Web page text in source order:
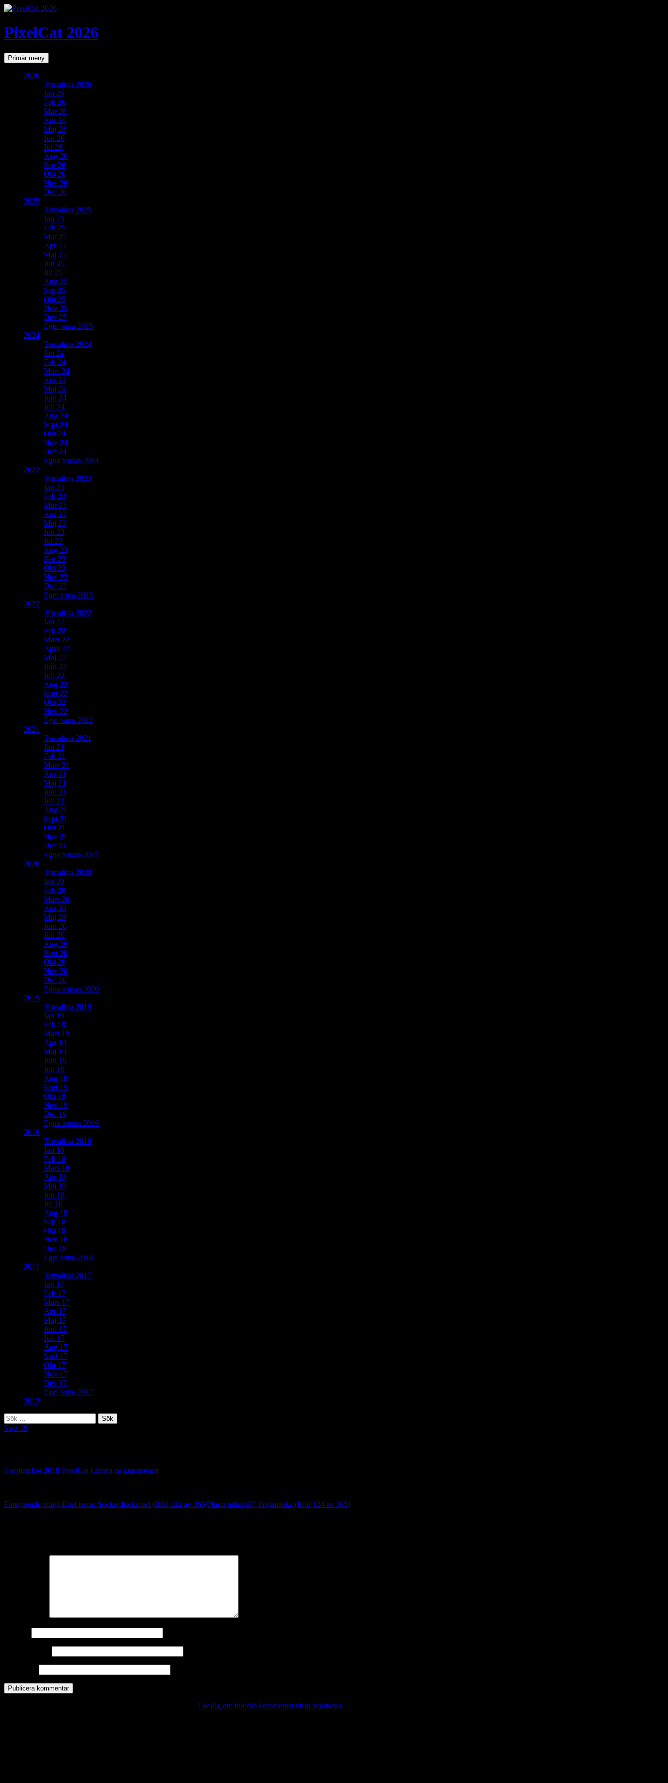
PixelCat 2026
SökPrimär meny Gå
till
2026
Temalista 2026
Jan 26
Feb 26
Mar 26
Apr 26
Maj 26
Jun 26
Jul 26
Aug 26
Sep 26
Okt 26
Nov 26
Dec 26
2025
Temalista 2025
Jan 25
Feb 25
Mar 25
Apr 25
Maj 25
Jun 25
Jul 25
Aug 25
Sep 25
Okt 25
Nov 25
Dec 25
Eget tema 2025
2024
Temalista 2024
Jan 24
Feb 24
Mars 24
Apr 24
Maj 24
Juni 24
Juli 24
Aug 24
Sept 24
Okt 24
Nov 24
Dec 24
Egna teman 2024
2023
Temalista 2023
Jan 23
Feb 23
Mar 23
Apr 23
Maj 23
Jun 23
Jul 23
Aug 23
Sep 23
Okt 23
Nov 23
Dec 23
Eget tema 2023
2022
Temalista 2022
Jan 22
Feb 22
Mars 22
April 22
Maj 22
Juni 22
Juli 22
Aug 22
Sept 22
Okt 22
Nov 22
Eget tema 2022
2021
Temalista 2021
Jan 21
Feb 21
Mars 21
Apr 21
Maj 21
Juni 21
Juli 21
Aug 21
Sept 21
Okt 21
Nov 21
Dec 21
Egna teman 2021
2020
Temalista 2020
Jan 20
Feb 20
Mars 20
Apr 20
Maj 20
Juni 20
Juli 20
Aug 20
Sept 20
Okt 20
Nov 20
Dec 20
Egna teman 2020
2019
Temalista 2019
Jan 19
Feb 19
Mars 19
Apr 19
Maj 19
Juni 19
Juli 19
Aug 19
Sept 19
Okt 19
Nov 19
Dec 19
Egna teman 2019
2018
Temalista 2018
Jan 18
Feb 18
Mars 18
Apr 18
Maj 18
Jun 18
Jul 18
Aug 18
Sep 18
Okt 18
Nov 18
Dec 18
Eget tema 2018
2017
Temalista 2017
Jan 17
Feb 17
Mars 17
Apr 17
Maj 17
Juni 17
Juli 17
Aug 17
Sept 17
Okt 17
Nov 17
Dec 17
Eget tema 2017
2012
Sök
efter:
Sept 19
1 september 2019 PixelCat Lämna en kommentar
Inläggsnavigering
Föregående inläggEget tema: Sockerdricksträd (Bild 122 av 365)Nästa inlägg87. Gigantiska (Bild 124 av 365)
Lär dig om hur din kommentarsdata bearbetas